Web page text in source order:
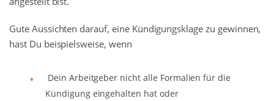
Gute Aussichten darauf, eine Kündigungsklage zu gewinnen,
hast Du beispielsweise, wenn
Dein Arbeitgeber nicht alle Formalien für die
Kündigung eingehalten hat oder